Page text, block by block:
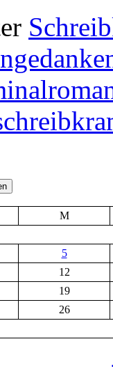
M
5
12
19
26